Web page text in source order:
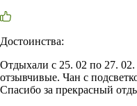
Достоинства:
Отдыхали с 25. 02 по 27.
отзывчивые. Чан с
Спасибо за прекрасный